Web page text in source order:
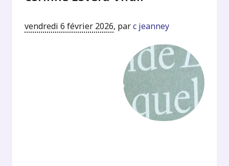
vendredi 6 février 2026, parc jeanney